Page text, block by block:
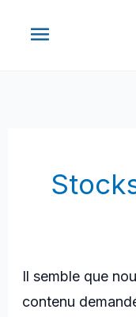
Menu
Il semble que
contenu